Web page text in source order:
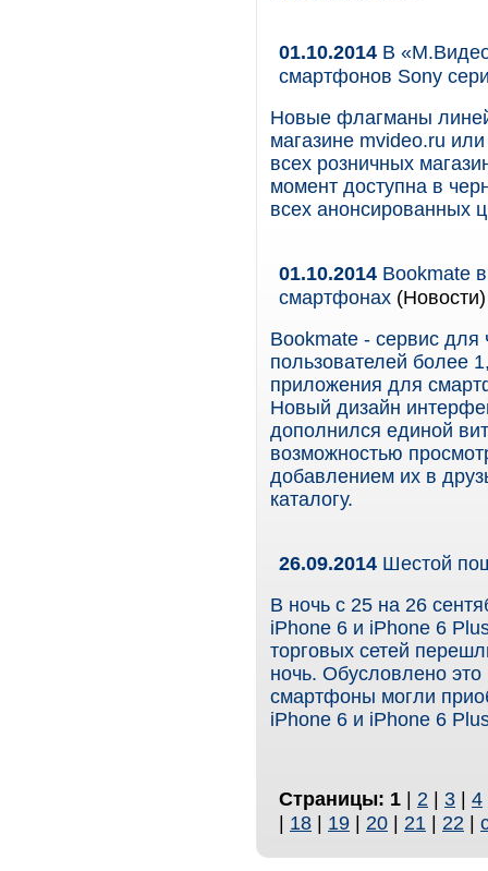
01.10.2014 В
смартфонов Sony
Новые флагманы
магазине mvideo.ru
всех розничных
момент доступна в
всех анонсированных
01.10.2014 Bookmate
смартфонах (Новости)
Bookmate - сервис для
пользователей более
приложения для
Новый дизайн
дополнился единой
возможностью
добавлением их в
каталогу.
26.09.2014 Шестой
В ночь с 25 на 26
iPhone 6 и iPhone 6
торговых сетей
ночь. Обусловлено
смартфоны могли
iPhone 6 и iPhone 6
Страницы: 1 | 2 | 3 | 4
| 18 | 19 | 20 | 21 | 22 |